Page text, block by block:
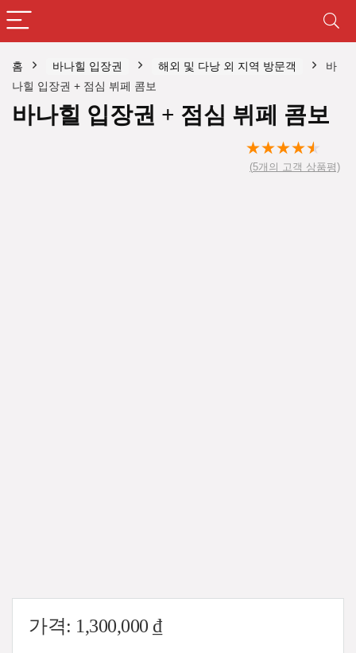
홈 바나힐 입장권 해외 및 다낭 외 지역 방문객
바
나힐 입장권 + 점심 뷔페 콤보
바나힐 입장권 + 점심 뷔페 콤보
★★★★★
(5개의 고객 상품평)
가격: 1,300,000 ₫